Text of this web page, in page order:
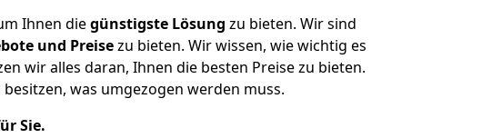
Ihnen diegünstigste Lösung zu bieten. Wir sind
und Preisezu bieten. Wir wissen, wie wichtig es
wir alles daran, Ihnen die besten Preise zu bieten.
was umgezogen werden muss.
Sie.